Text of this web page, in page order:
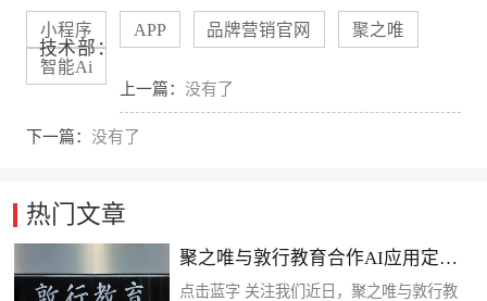
技术部：
小程序 APP 品牌营销官网 聚之唯
智能Ai
上一篇： 没有了
下一篇： 没有了
热门文章
聚之唯与敦行教育合作AI应用定制
开发项目
点击蓝字 关注我们近日，聚之唯与敦行教